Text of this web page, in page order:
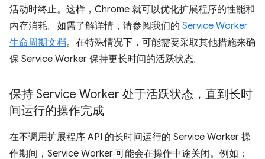
活动时终止。这样，Chrome 就可以优化扩展程序的性能和
内存消耗。如需了解详情，请参阅我们的 Service Worker
生命周期文档。在特殊情况下，可能需要采取其他措施来确
保 Service Worker 保持更长时间的活跃状态。
保持 Service Worker 处于活跃状态，直到长时
间运行的操作完成
在不调用扩展程序 API 的长时间运行的 Service Worker 操
作期间，Service Worker 可能会在操作中途关闭。例如：